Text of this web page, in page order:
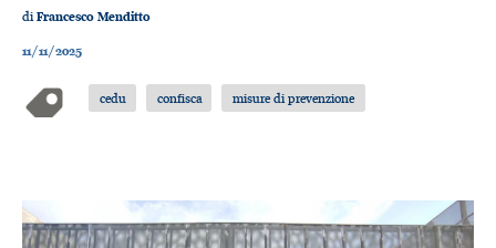
di Francesco Menditto
11/11/2025
cedu confisca misure di prevenzione